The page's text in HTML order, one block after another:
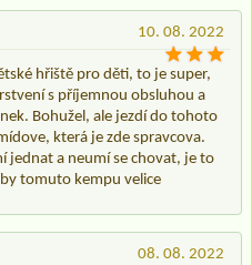
10. 08. 2022
hřiště pro děti, to je super,
s příjemnou obsluhou a
Bohužel, ale jezdí do tohoto
která je zde spravcova.
jednat a neumí se chovat, je to
tomuto kempu velice
08. 08. 2022